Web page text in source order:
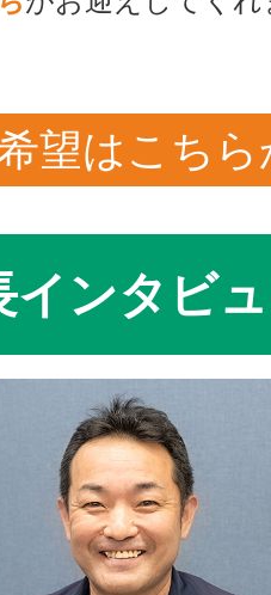
望はこち
インタビ